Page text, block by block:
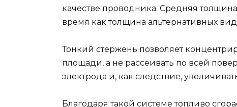
качестве проводника. Средняя
время как толщина альтернативных
Тонкий стержень позволяет
площади, а не рассеивать по всей
электрода и, как следствие,
Благодаря такой системе топливо